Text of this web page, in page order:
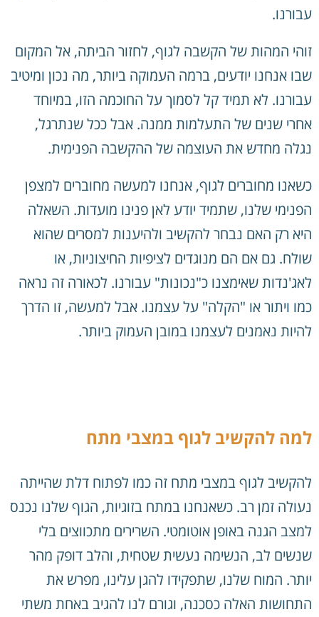
עבורנו.
זוהי המהות של הקשבה לגוף, לחזור הביתה, אל המקום
שבו אנחנו יודעים, ברמה העמוקה ביותר, מה נכון ומיטיב
עבורנו. לא תמיד קל לסמוך על החוכמה הזו, במיוחד
אחרי שנים של התעלמות ממנה. אבל ככל שנתרגל,
נגלה מחדש את העוצמה של ההקשבה הפנימית.
כשאנו מחוברים לגוף, אנחנו למעשה מחוברים למצפן
הפנימי שלנו, שתמיד יודע לאן פנינו מועדות. השאלה
היא רק האם נבחר להקשיב ולהיענות למסרים שהוא
שולח. גם אם הם מנוגדים לציפיות החיצוניות, או
לאג'נדות שאימצנו כ"נכונות" עבורנו. לכאורה זה נראה
כמו ויתור או "הקלה" על עצמנו. אבל למעשה, זו הדרך
להיות נאמנים לעצמנו במובן העמוק ביותר.
למה להקשיב לגוף במצבי מתח
להקשיב לגוף במצבי מתח זה כמו לפתוח דלת שהייתה
נעולה זמן רב. כשאנחנו במתח בזוגיות, הגוף שלנו נכנס
למצב הגנה באופן אוטומטי. השרירים מתכווצים בלי
שנשים לב, הנשימה נעשית שטחית, והלב דופק מהר
יותר. המוח שלנו, שתפקידו להגן עלינו, מפרש את
התחושות האלה כסכנה, וגורם לנו להגיב באחת משתי